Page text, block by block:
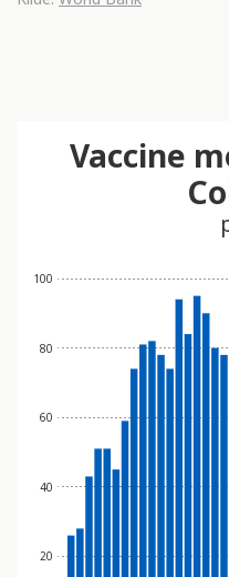
20
40
60
80
100
Vaccine